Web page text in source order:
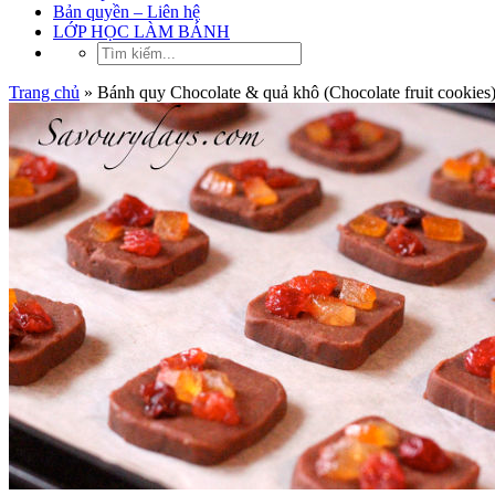
Bản quyền – Liên hệ
LỚP HỌC LÀM BÁNH
Trang chủ » Bánh quy Chocolate & quả khô (Chocolate fruit cookies)